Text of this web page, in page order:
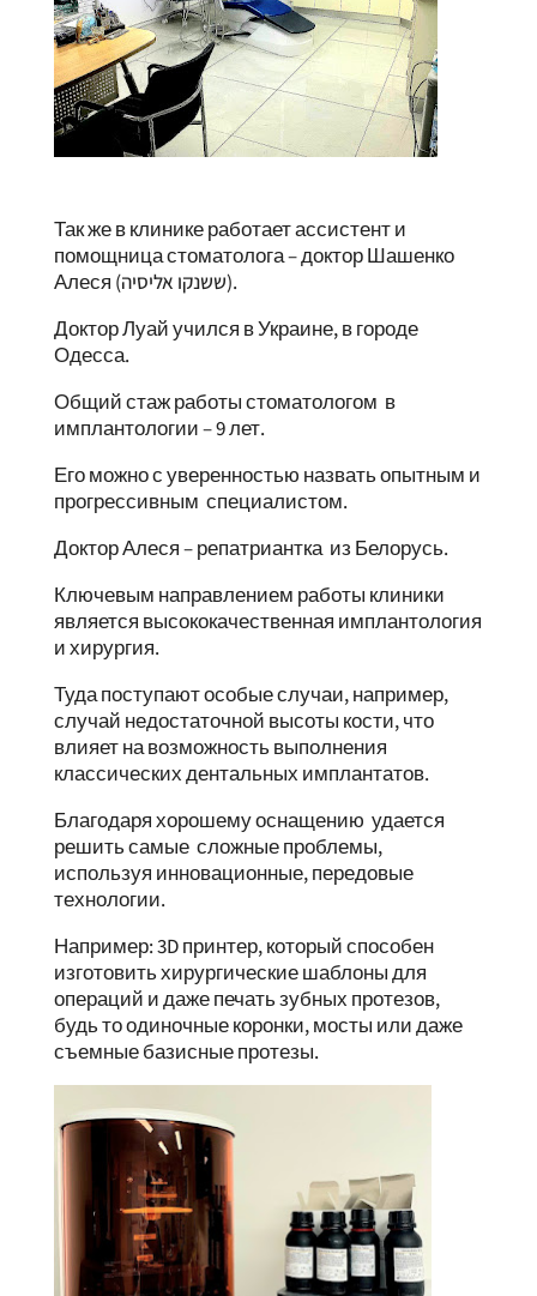
Так же в клинике работает ассистент и
помощница стоматолога – доктор Шашенко
Алеся (ששנקו אליסיה).
Доктор Луай учился в Украине, в городе
Одесса.
Общий стаж работы стоматологом в
имплантологии – 9 лет.
Его можно с уверенностью назвать опытным и
прогрессивным специалистом.
Доктор Алеся – репатриантка из Белорусь.
Ключевым направлением работы клиники
является высококачественная имплантология
и хирургия.
Туда поступают особые случаи, например,
случай недостаточной высоты кости, что
влияет на возможность выполнения
классических дентальных имплантатов.
Благодаря хорошему оснащению удается
решить самые сложные проблемы,
используя инновационные, передовые
технологии.
Например: 3D принтер, который способен
изготовить хирургические шаблоны для
операций и даже печать зубных протезов,
будь то одиночные коронки, мосты или даже
съемные базисные протезы.